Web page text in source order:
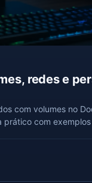
redes e
com volumes no
prático com